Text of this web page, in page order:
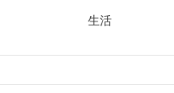
生活